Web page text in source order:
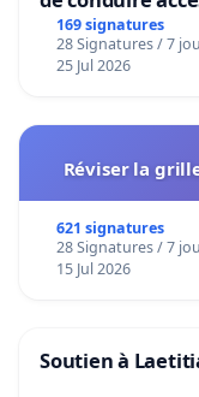
Bruxelles
169 signatures
28 Signatures / 7
25 Jul 2026
Réviser la
621 signatures
28 Signatures / 7
15 Jul 2026
Soutien à